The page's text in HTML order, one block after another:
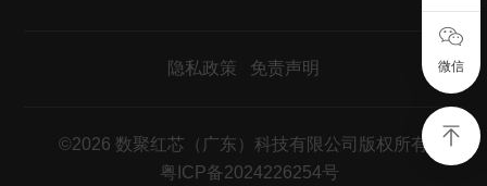
微信
©2026 数聚红芯（广东）科技有限公司版权所有
粤ICP备2024226254号
隐私政策 免责声明